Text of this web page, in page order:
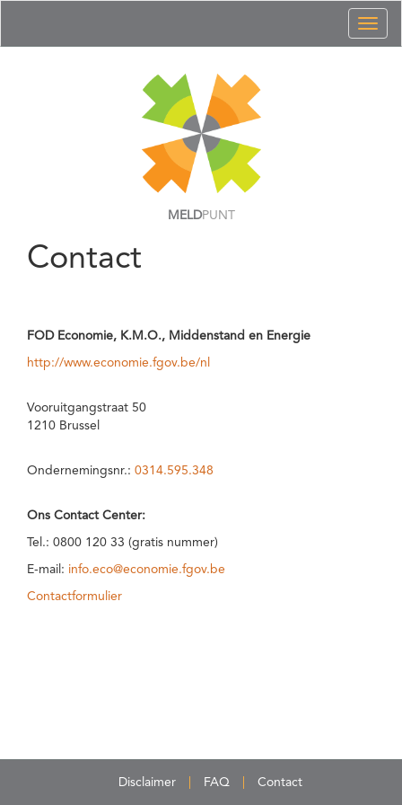
MELDPUNT
Contact
FOD Economie, K.M.O., Middenstand en Energie
http://www.economie.fgov.be/nl
Vooruitgangstraat 50
1210 Brussel
Ondernemingsnr.: 0314.595.348
Ons Contact Center:
Tel.: 0800 120 33 (gratis nummer)
E-mail: info.eco@economie.fgov.be
Contactformulier
Disclaimer FAQ Contact